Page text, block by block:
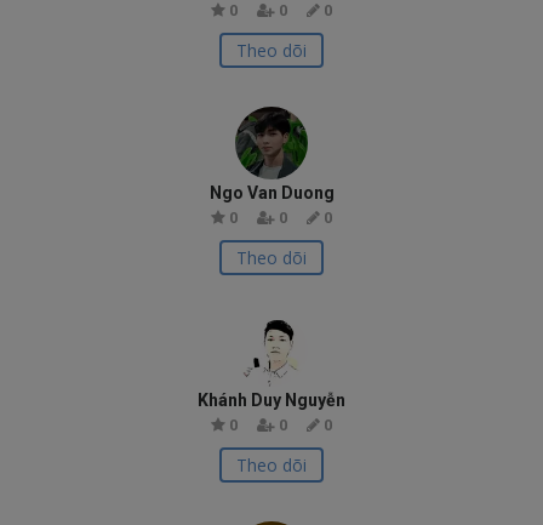
0 0 0
Theo dõi
Ngo Van Duong
0 0 0
Theo dõi
Khánh Duy Nguyễn
0 0 0
Theo dõi